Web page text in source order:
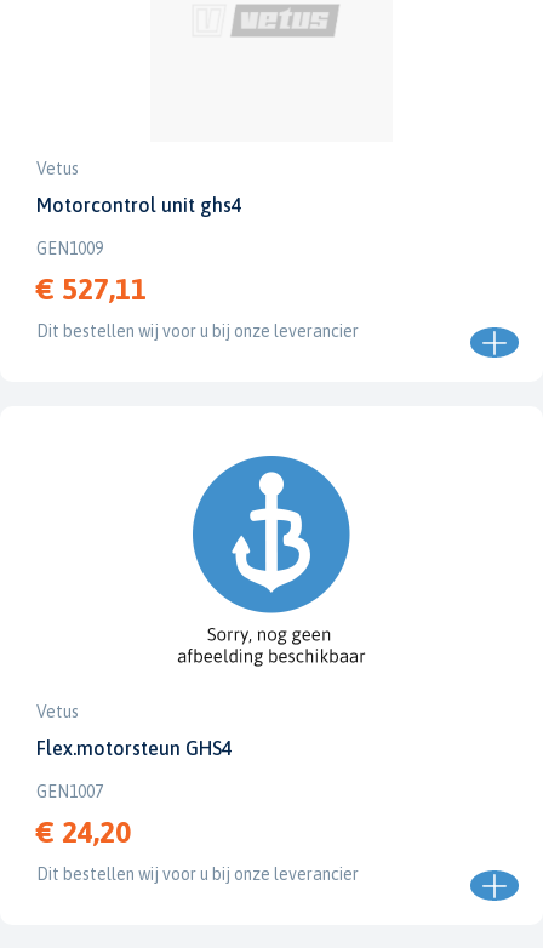
Vetus
Motorcontrol unit ghs4
GEN1009
€ 527,11
Dit bestellen wij voor u bij onze leverancier
Vetus
Flex.motorsteun GHS4
GEN1007
€ 24,20
Dit bestellen wij voor u bij onze leverancier